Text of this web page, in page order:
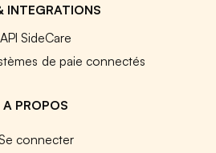
INTEGRATIONS
API SideCare
de paie connectés
A PROPOS
connecter